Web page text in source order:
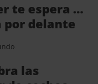
te espera …
por delante
las